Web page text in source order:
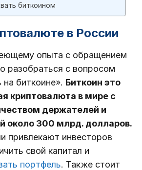
биткоином
в России
опыта с обращением
разобраться с вопросом
на биткоине». Биткоин это
криптовалюта в мире с
держателей и
около 300 млрд. долларов.
привлекают инвесторов
свой капитал и
портфель. Также стоит